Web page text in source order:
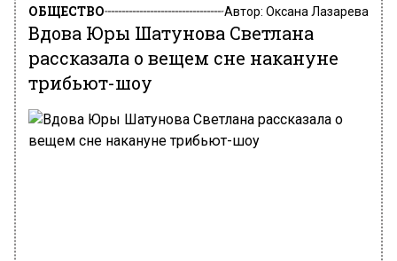
ОБЩЕСТВО Автор: Оксана Лазарева
Вдова Юры Шатунова Светлана
рассказала о вещем сне накануне
трибьют-шоу